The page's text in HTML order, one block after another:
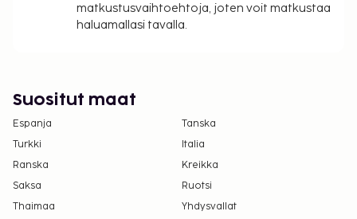
matkustusvaihtoehtoja, joten voit matkustaa
haluamallasi tavalla.
Suositut maat
Espanja
Tanska
Turkki
Italia
Ranska
Kreikka
Saksa
Ruotsi
Thaimaa
Yhdysvallat